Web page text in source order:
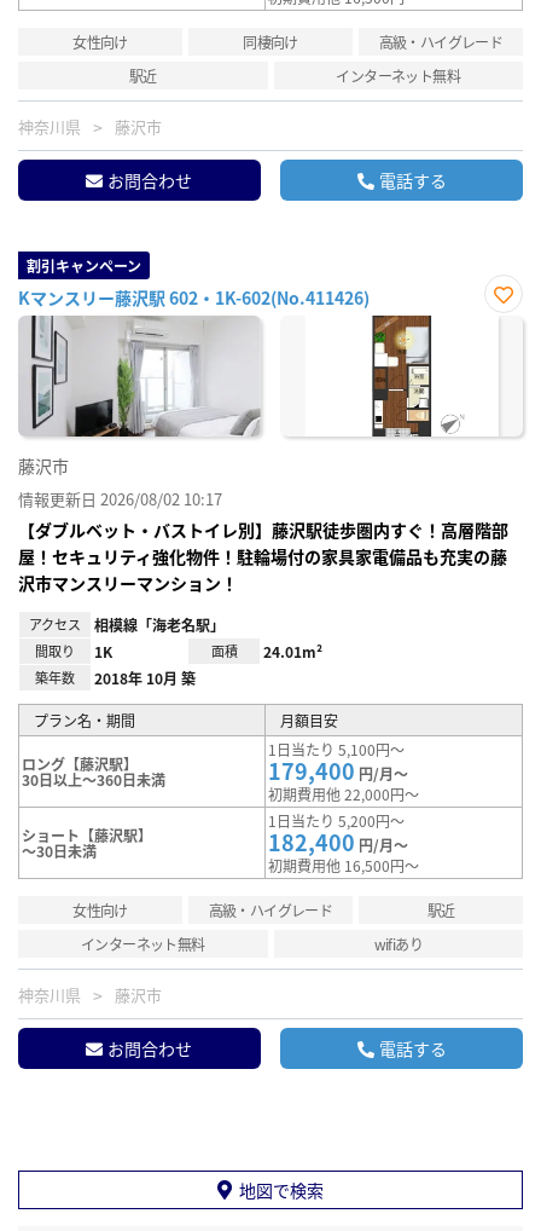
女性向け 同棲向け
高級・ハイグレード
駅近
インターネット無料
神奈川県 藤沢市
お問合わせ 電話する
割引キャンペーン
Kマンスリー藤沢駅 602・1K-602(No.411426)
お気
藤沢市
情報更新日 2026/08/02 10:17
【ダブルベット・バストイレ別】藤沢駅徒歩圏内すぐ！高層階部
屋！セキュリティ強化物件！駐輪場付の家具家電備品も充実の藤
沢市マンスリーマンション！
アクセス 相模線「海老名駅」
間取り 1K 面積 24.01m²
築年数 2018年 10月 築
プラン名・期間 月額目安
ロング【藤沢駅】
30日以上～360日未満
1日当たり 5,100円～
179,400 円/月～
初期費用他 22,000円～
ショート【藤沢駅】
～30日未満
1日当たり 5,200円～
182,400 円/月～
初期費用他 16,500円～
女性向け 高級・ハイグレード
駅近
インターネット無料
wifiあり
神奈川県 藤沢市
お問合わせ 電話する
地図で検索